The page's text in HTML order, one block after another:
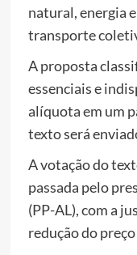
natural, energia
transporte
A proposta
essenciais e
alíquota em um
texto será
A votação do
passada pelo
(PP-AL), com a
redução do